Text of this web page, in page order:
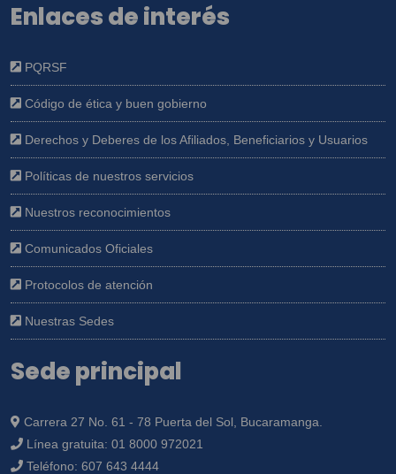
Enlaces de interés
PQRSF
Código de ética y buen gobierno
Derechos y Deberes de los Afiliados, Beneficiarios y Usuarios
Políticas de nuestros servicios
Nuestros reconocimientos
Comunicados Oficiales
Protocolos de atención
Nuestras Sedes
Sede principal
Carrera 27 No. 61 - 78 Puerta del Sol, Bucaramanga.
Línea gratuita: 01 8000 972021
Teléfono: 607 643 4444